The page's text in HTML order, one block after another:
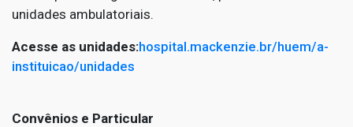
unidades ambulatoriais.
Acesse as unidades:hospital.mackenzie.br/huem/a-
instituicao/unidades
Convênios e Particular